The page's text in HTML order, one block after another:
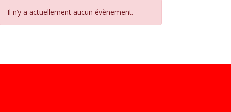
Il n’y a actuellement aucun évènement.